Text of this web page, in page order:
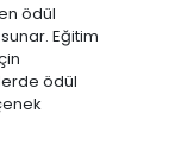
ödül
Eğitim
ödül